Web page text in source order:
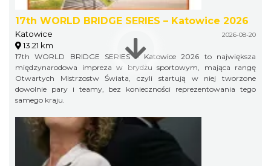
17th WORLD BRIDGE SERIES – Katowice 2026
Katowice 2026-08-20
13.21 km
17th WORLD BRIDGE SERIES – Katowice 2026 to największa
międzynarodowa impreza w brydżu sportowym, mająca rangę
Otwartych Mistrzostw Świata, czyli startują w niej tworzone
dowolnie pary i teamy, bez konieczności reprezentowania tego
samego kraju.